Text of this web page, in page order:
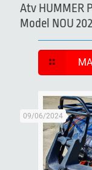
Atv HUMMER
Model NOU
09/06/2024